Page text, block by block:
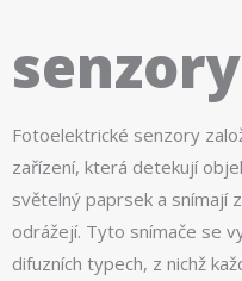
senzory
Fotoelektrické senzory
zařízení, která detekují
světelný paprsek a snímají
odrážejí. Tyto snímače se
difuzních typech, z nichž